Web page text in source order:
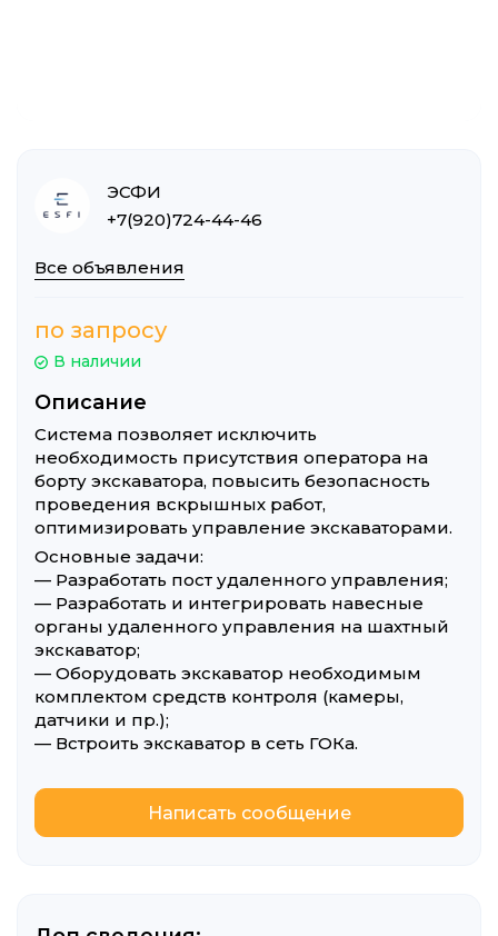
Информация об объявлении
Информация об авторе
ЭСФИ
+7(920)724-44-46
Все объявления
по запросу
В наличии
Описание
Система позволяет исключить
необходимость присутствия оператора на
борту экскаватора, повысить безопасность
проведения вскрышных работ,
оптимизировать управление экскаваторами.
Основные задачи:
— Разработать пост удаленного управления;
— Разработать и интегрировать навесные
органы удаленного управления на шахтный
экскаватор;
— Оборудовать экскаватор необходимым
комплектом средств контроля (камеры,
датчики и пр.);
— Встроить экскаватор в сеть ГОКа.
Написать сообщение